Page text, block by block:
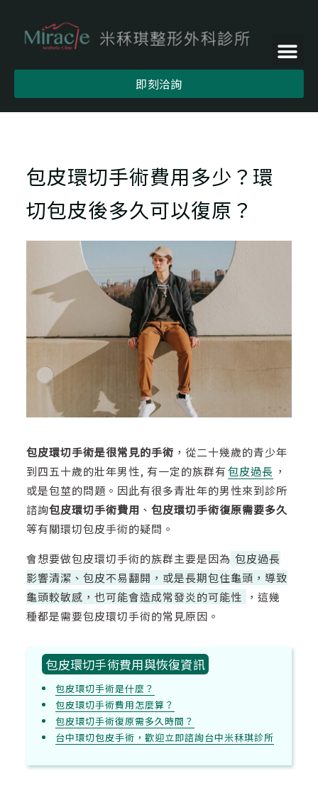
即刻洽詢
包皮環切手術費用多少？環
切包皮後多久可以復原？
包皮環切手術是很常見的手術 ，從二十幾歲的青少年
到四五十歲的壯年男性, 有一定的族群有 包皮過長 ，
或是包莖的問題。因此有很多青壯年的男性來到診所
諮詢包皮環切手術費用 、包皮環切手術復原需要多久
等有關環切包皮手術的疑問。
會想要做包皮環切手術的族群主要是因為 包皮過長
影響清潔、包皮不易翻開，或是長期包住龜頭，導致
龜頭較敏感，也可能會造成常發炎的可能性
，這幾
種都是需要包皮環切手術的常見原因。
包皮環切手術費用與恢復資訊
包皮環切手術是什麼？
包皮環切手術費用怎麼算？
包皮環切手術復原需多久時間？
台中環切包皮手術，歡迎立即諮詢台中米秝琪診所